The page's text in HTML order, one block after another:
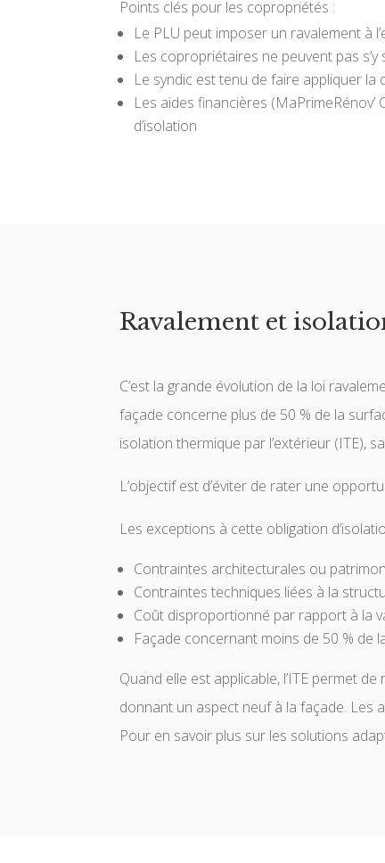
Points clés pour les copropriétés :
Le PLU peut imposer un ravalement à
Les copropriétaires ne peuvent pas
Le syndic est tenu de faire appliquer la
Les aides financières
d’isolation
Ravalement et
C’est la grande évolution de la loi
façade concerne plus de 50 % de la
isolation thermique par l’extérieur (ITE),
L’objectif est d’éviter de rater une
Les exceptions à cette obligation
Contraintes architecturales ou
Contraintes techniques liées à la
Coût disproportionné par rapport à la
Façade concernant moins de 50 % de
Quand elle est applicable, l’ITE permet
donnant un aspect neuf à la façade. Les
Pour en savoir plus sur les solutions